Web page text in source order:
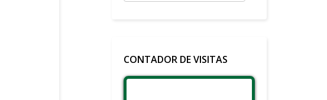
CONTADOR DE VISITAS